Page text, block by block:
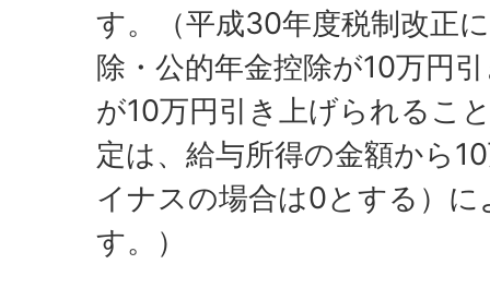
す。（平成30年度税制改正
除・公的年金控除が10万円
が10万円引き上げられるこ
定は、給与所得の金額から
イナスの場合は0とする）
す。）